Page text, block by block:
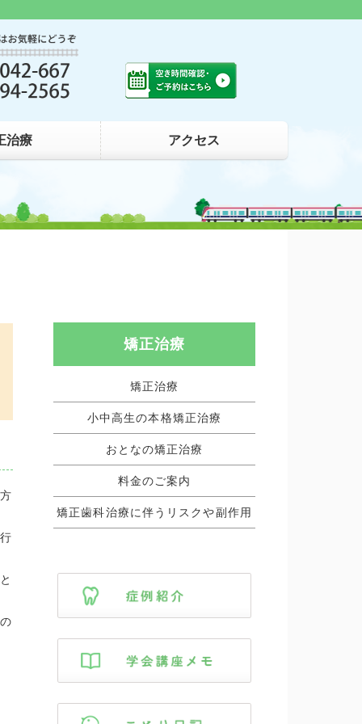
矯正歯科｜高幡不動駅南口すぐ
治療 アクセス
矯正治療
矯正治療
小中高生の本格矯正治療
おとなの矯正治療
料金のご案内
矯正歯科治療に伴うリスクや副作用